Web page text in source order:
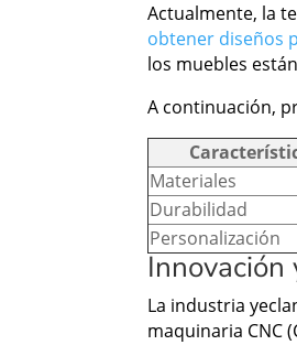
Actualmente, la
obtener diseños
los muebles
A continuación,
Materiales
Durabilidad
Personalización
La industria
maquinaria CNC